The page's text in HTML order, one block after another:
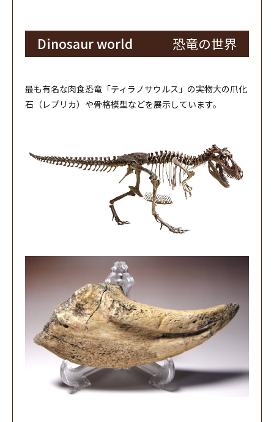
Dinosaur world 恐竜の世界
最も有名な肉食恐竜「ティラノサウルス」の実物大の爪化
石（レプリカ）や骨格模型などを展示しています。